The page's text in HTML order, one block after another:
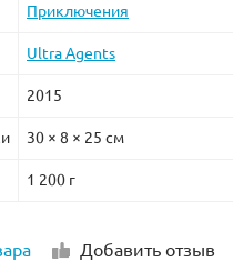
Приключения
Ultra Agents
2015
30 × 8 × 25 см
1 200 г
Добавить отзыв